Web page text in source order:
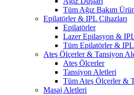
Tüm Ağız Bakım
Epilatörler & IPL Cihazları
Epilatörler
Lazer Epilasyon &
Tüm Epilatörler & IPL
Ateş Ölçerler & Tansiyon
Ateş Ölçerler
Tansiyon Aletleri
Tüm Ateş Ölçerler &
Masaj Aletleri